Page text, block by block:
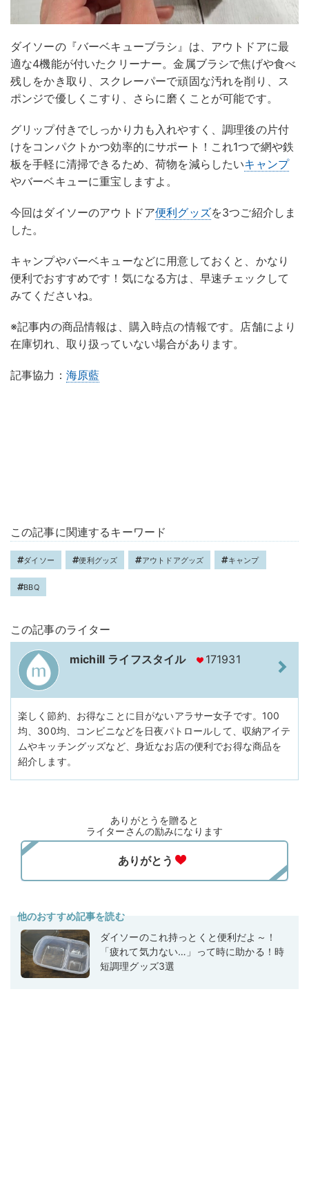
ダイソーの『バーベキューブラシ』は、アウトドアに最
適な4機能が付いたクリーナー。金属ブラシで焦げや食べ
残しをかき取り、スクレーパーで頑固な汚れを削り、ス
ポンジで優しくこすり、さらに磨くことが可能です。
グリップ付きでしっかり力も入れやすく、調理後の片付
けをコンパクトかつ効率的にサポート！これ1つで網や鉄
板を手軽に清掃できるため、荷物を減らしたいキャンプ
やバーベキューに重宝しますよ。
今回はダイソーのアウトドア便利グッズを3つご紹介しま
した。
キャンプやバーベキューなどに用意しておくと、かなり
便利でおすすめです！気になる方は、早速チェックして
みてくださいね。
※記事内の商品情報は、購入時点の情報です。店舗により
在庫切れ、取り扱っていない場合があります。
記事協力： 海原藍
この記事に関連するキーワード
ダイソー 便利グッズ アウトドアグッズ キャンプ
BBQ
この記事のライター
michill ライフスタイル 171931
楽しく節約、お得なことに目がないアラサー女子です。100
均、300均、コンビニなどを日夜パトロールして、収納アイテ
ムやキッチングッズなど、身近なお店の便利でお得な商品を
紹介します。
ありがとうを贈ると
ライターさんの励みになります
他のおすすめ記事を読む
ダイソーのこれ持っとくと便利だよ～！
「疲れて気力ない…」って時に助かる！時
短調理グッズ3選